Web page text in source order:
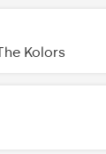
Kolors